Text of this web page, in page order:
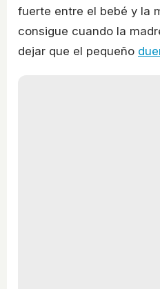
fuerte entre el bebé y la
consigue cuando la
dejar que el pequeño